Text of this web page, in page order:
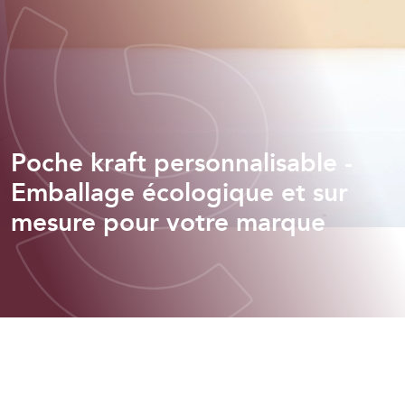
Poche kraft personnalisable -
Emballage écologique et sur
mesure pour votre marque